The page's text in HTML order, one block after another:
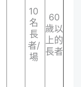
10
名
長
者/
場
60
歲以
上的
長者